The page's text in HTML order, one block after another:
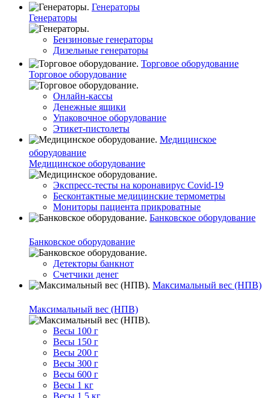
Генераторы
Генераторы
Бензиновые генераторы
Дизельные генераторы
Торговое оборудование
Торговое оборудование
Онлайн-кассы
Денежные ящики
Упаковочное оборудование
Этикет-пистолеты
Медицинское
оборудование
Медицинское оборудование
Экспресс-тесты на коронавирус Covid-19
Бесконтактные медицинские термометры
Мониторы пациента прикроватные
Банковское оборудование
Банковское оборудование
Детекторы банкнот
Счетчики денег
Максимальный вес (НПВ)
Максимальный вес (НПВ)
Весы 100 г
Весы 150 г
Весы 200 г
Весы 300 г
Весы 600 г
Весы 1 кг
Весы 1,5 кг